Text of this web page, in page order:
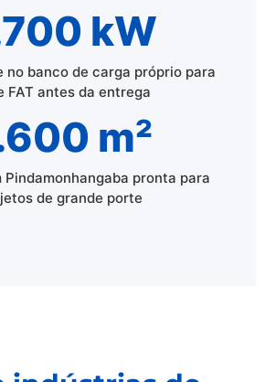
kW
no banco de carga próprio para
FAT antes da entrega
m²
pronta para
de grande porte